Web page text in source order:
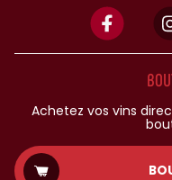
Achetez vos vins